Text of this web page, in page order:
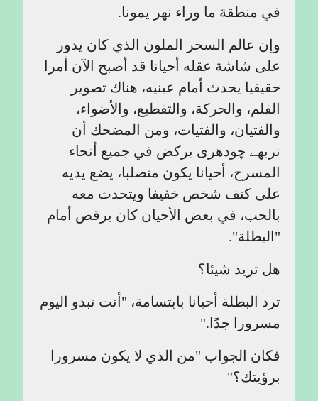
في منطقة ما وراء نهر يمونا.
وإن عالم السحر الملون الذي كان يدور
على شاشة عقله أحيانا قد أصبح الآن أمرا
حقيقيا يحدث أمام عينيه، هناك تصوير
الفلم، والحركة، والتقطيع، والأضواء،
والفتيان، والفتيات، ومن المضحك أن
نربھے چودھری يركض في جميع أنحاء
المسرح، أحيانا يكون متصلبا، يضع يديه
على كتف شخص خفيفا ويتحدث معه
بالحب، في بعض الأحيان كان يرقص أمام
"البطلة".
هل تريد شيئا؟
ترد البطلة أحيانا بابتسامة، "أنت تبدو اليوم
مسرورا جدًا."
فكان الجواب "من الذي لا يكون مسرورا
برؤيتك؟"